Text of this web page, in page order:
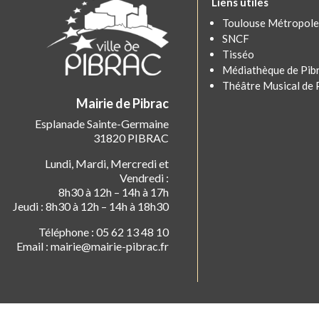
Mairie de Pibrac
Esplanade Sainte-Germaine
31820 PIBRAC
Lundi, Mardi, Mercredi et
Vendredi :
8h30 à 12h – 14h à 17h
Jeudi : 8h30 à 12h – 14h à 18h30
Téléphone : 05 62 13 48 10
Email : mairie@mairie-pibrac.fr
Toulouse Métropole
SNCF
Tisséo
Médiathèque de
Théâtre Musical de